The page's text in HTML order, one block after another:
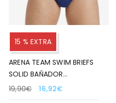
15 % EXTRA
ARENA TEAM SWIM BRIEFS
SOLID BAÑADOR
MARINO/BLANCO PARA
HOMBRE 750
19,90€ 16,92€